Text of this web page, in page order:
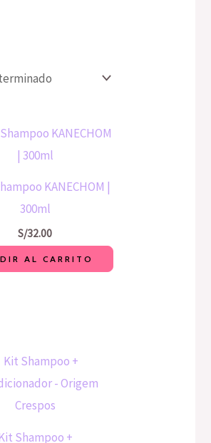
KANECHOM |
300ml
S/32.00
AL CARRITO
Shampoo +